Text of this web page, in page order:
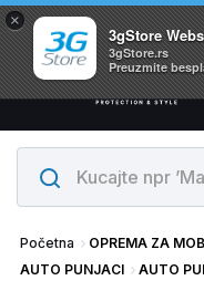
×
3gStore
3gStore.rs
Preuzmite
Svi proizvodi
Početna OPREMA ZA
AUTO PUNJACI
AUTO